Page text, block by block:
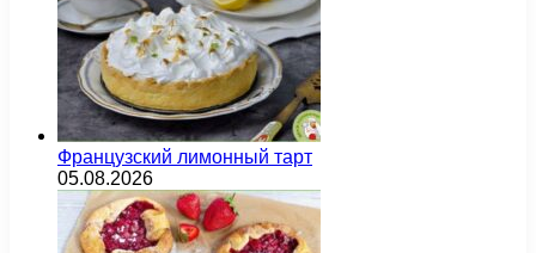
Французский лимонный тарт
05.08.2026